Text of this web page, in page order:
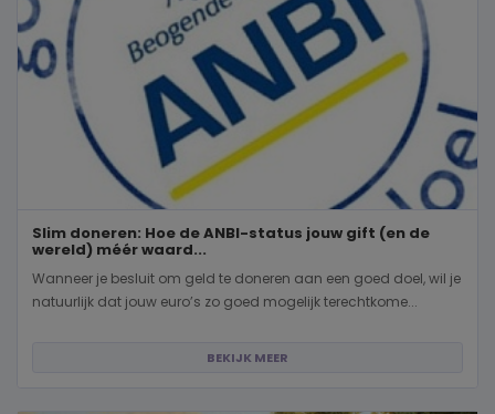
Slim doneren: Hoe de ANBI-status jouw gift (en de
wereld) méér waard...
Wanneer je besluit om geld te doneren aan een goed doel, wil je
natuurlijk dat jouw euro’s zo goed mogelijk terechtkome...
BEKIJK MEER